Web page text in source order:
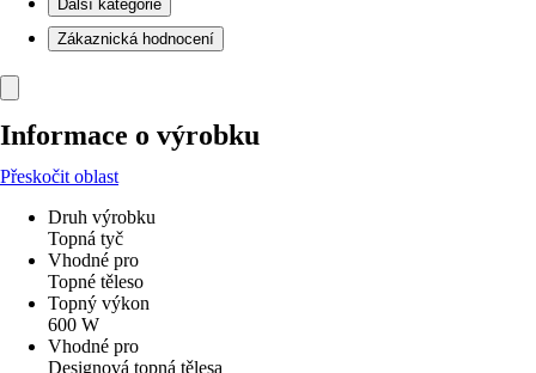
Další kategorie
Zákaznická hodnocení
Informace o výrobku
Přeskočit oblast
Druh výrobku
Topná tyč
Vhodné pro
Topné těleso
Topný výkon
600 W
Vhodné pro
Designová topná tělesa